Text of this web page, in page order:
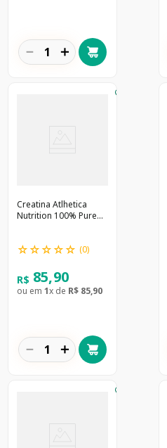
＋
－
Creatina Atlhetica
Nutrition 100% Pure
☆☆☆☆☆ (0)
R$ 85,90
ou em 1x de R$ 85,90
＋
－